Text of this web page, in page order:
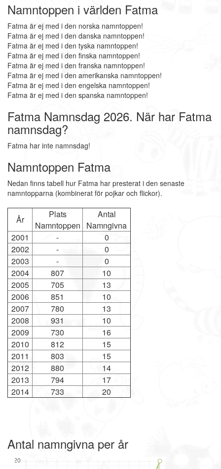
Namntoppen i världen Fatma
Fatma är ej med i den norska namntoppen!
Fatma är ej med i den danska namntoppen!
Fatma är ej med i den tyska namntoppen!
Fatma är ej med i den finska namntoppen!
Fatma är ej med i den franska namntoppen!
Fatma är ej med i den amerikanska namntoppen!
Fatma är ej med i den engelska namntoppen!
Fatma är ej med i den spanska namntoppen!
Fatma Namnsdag 2026. När har Fatma
namnsdag?
Fatma har inte namnsdag!
Namntoppen Fatma
Nedan finns tabell hur Fatma har presterat i den senaste
namntopparna (kombinerat för pojkar och flickor).
År
Plats
Namntoppen
Antal
Namngivna
2001
-
0
2002
-
0
2003
-
0
2004
807
10
2005
705
13
2006
851
10
2007
780
13
2008
931
10
2009
730
16
2010
812
15
2011
803
15
2012
880
14
2013
794
17
2014
733 20
Antal namngivna per år